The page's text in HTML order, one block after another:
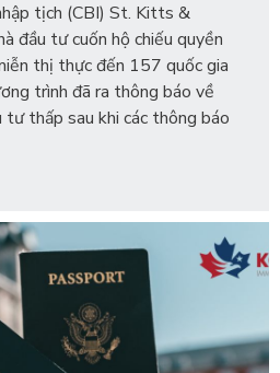
tịch (CBI) St. Kitts &
đầu tư cuốn hộ chiếu quyền
thị thực đến 157 quốc gia
trình đã ra thông báo về
thấp sau khi các thông báo